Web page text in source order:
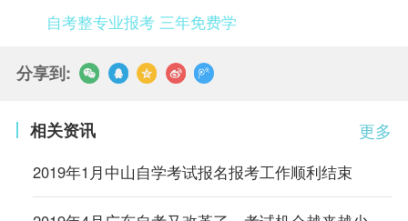
自考整专业报考 三年免费学
分享到:
更多
相关资讯
2019年1月中山自学考试报名报考工作顺利结束